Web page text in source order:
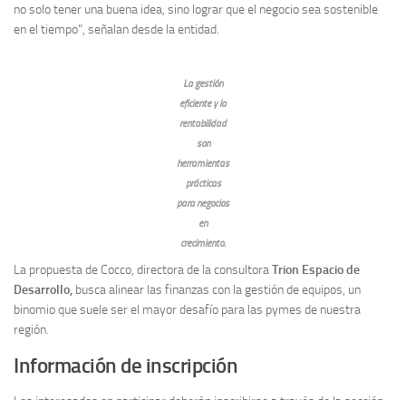
no solo tener una buena idea, sino lograr que el negocio sea sostenible
en el tiempo”, señalan desde la entidad.
La gestión
eficiente y la
rentabilidad
son
herramientas
prácticas
para negocios
en
crecimiento.
La propuesta de Cocco, directora de la consultoraTrion Espacio de
Desarrollo, busca alinear las finanzas con la gestión de equipos, un
binomio que suele ser el mayor desafío para las pymes de nuestra
región.
Información de inscripción